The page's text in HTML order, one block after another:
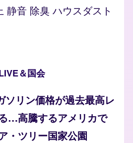
静音 除臭 ハウスダスト
＆国会
ソリン価格が過去最高レ
…高騰するアメリカで
・ツリー国家公園